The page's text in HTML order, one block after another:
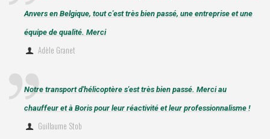
Anvers en Belgique, tout c'est très bien passé, une entreprise et une
équipe de qualité. Merci
Adèle Granet
Notre transport d'hélicoptère s'est très bien passé. Merci au
chauffeur et à Boris pour leur réactivité et leur professionnalisme !
Guillaume Stob